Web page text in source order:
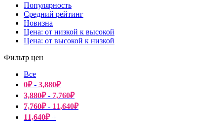
Популярность
Средний рейтинг
Новизна
Цена: от низкой к высокой
Цена: от высокой к низкой
Фильтр цен
Все
0₽- 3,880₽
3,880₽- 7,760₽
7,760₽- 11,640₽
11,640₽+